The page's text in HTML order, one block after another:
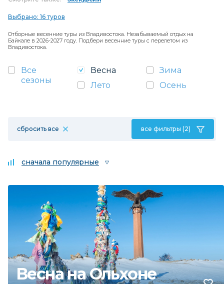
Выбрано: 16 туров
Отборные весенние туры из Владивостока. Незабываемый отдых на
Байкале в 2026-2027 году. Подбери весенние туры с перелетом из
Владивостока.
Все
сезоны
Весна
Зима
Лето
Осень
сбросить все все фильтры (2)
сначала популярные
Весна на Ольхоне